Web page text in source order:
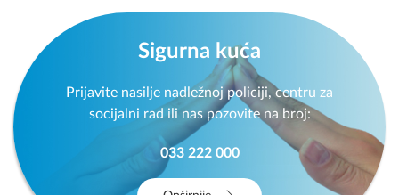
Sigurna kuća
Prijavite nasilje nadležnoj policiji, centru za
socijalni rad ili nas pozovite na broj:
033 222 000